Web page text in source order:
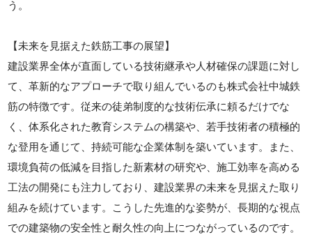
う。
【未来を見据えた鉄筋工事の展望】
建設業界全体が直面している技術継承や人材確保の課題に対し
て、革新的なアプローチで取り組んでいるのも株式会社中城鉄
筋の特徴です。従来の徒弟制度的な技術伝承に頼るだけでな
く、体系化された教育システムの構築や、若手技術者の積極的
な登用を通じて、持続可能な企業体制を築いています。また、
環境負荷の低減を目指した新素材の研究や、施工効率を高める
工法の開発にも注力しており、建設業界の未来を見据えた取り
組みを続けています。こうした先進的な姿勢が、長期的な視点
での建築物の安全性と耐久性の向上につながっているのです。